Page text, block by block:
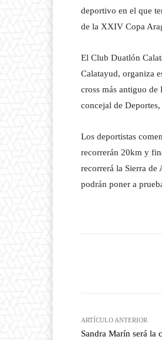
deportivo en el que
de la XXIV Copa
El Club Duatlón
Calatayud, organiza
cross más antiguo
concejal de
Los deportistas
recorrerán 20km y
recorrerá la Sierra de
podrán poner a
ARTÍCULO ANTERIOR
Sandra Marín será la